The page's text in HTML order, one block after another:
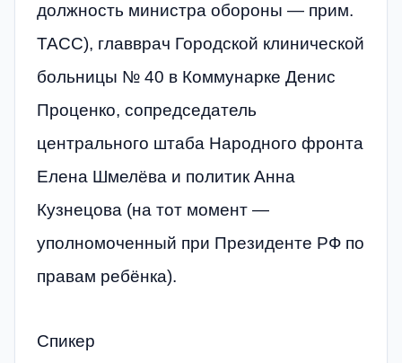
должность министра обороны — прим.
ТАСС), главврач Городской клинической
больницы № 40 в Коммунарке Денис
Проценко, сопредседатель
центрального штаба Народного фронта
Елена Шмелёва и политик Анна
Кузнецова (на тот момент —
уполномоченный при Президенте РФ по
правам ребёнка).
Спикер